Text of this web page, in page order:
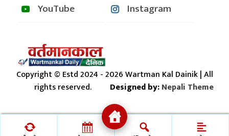
YouTube
Instagram
Copyright © Estd 2024 - 2026 Wartman Kal Dainik | All
rights reserved.
Designed by:Nepali Theme